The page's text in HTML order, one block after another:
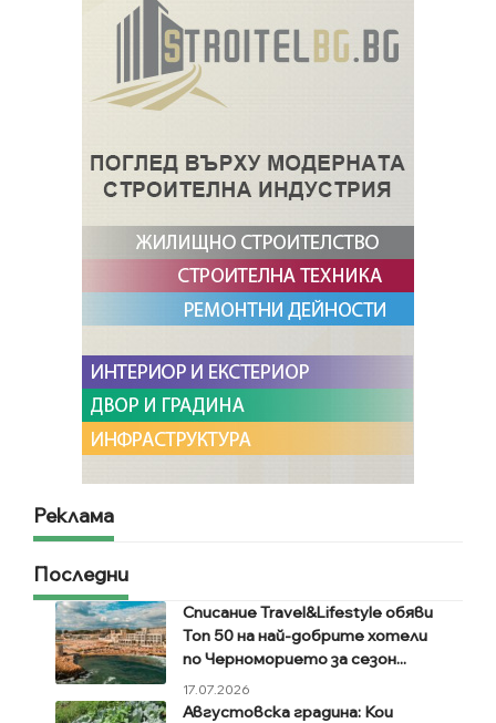
Реклама
Последни
Списание Travel&Lifestyle обяви
Топ 50 на най-добрите хотели
по Черноморието за сезон...
17.07.2026
Августовска градина: Кои